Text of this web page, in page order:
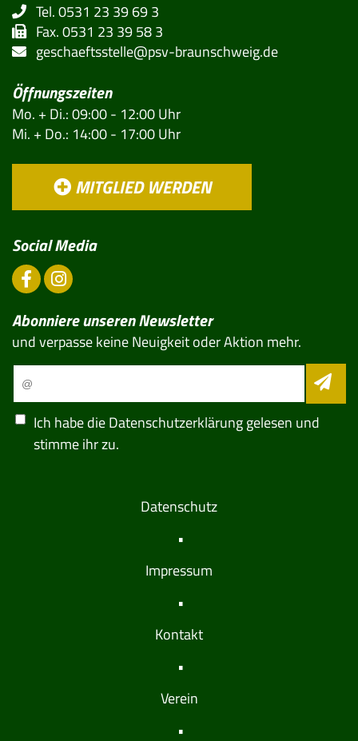
Tel. 0531 23 39 69 3
Fax. 0531 23 39 58 3
geschaeftsstelle@psv-braunschweig.de
Öffnungszeiten
Mo. + Di.: 09:00 - 12:00 Uhr
Mi. + Do.: 14:00 - 17:00 Uhr
MITGLIED WERDEN
Social Media
Abonniere unseren Newsletter
und verpasse keine Neuigkeit oder Aktion mehr.
Ich habe dieDatenschutzerklärunggelesen und
stimme ihr zu.
Datenschutz
Impressum
Kontakt
Verein